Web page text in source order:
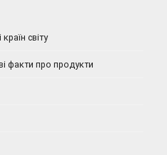
країн світу
факти про продукти